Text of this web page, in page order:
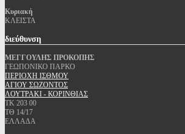
Κυριακή
ΚΛΕΙΣΤΑ
διεύθυνση
ΜΕΓΓΟΥΛΗΣ ΠΡΟΚΟΠΗΣ
ΓΕΩΠΟΝΙΚΟ ΠΑΡΚΟ
ΠΕΡΙΟΧΗ ΙΣΘΜΟΥ
ΑΓΙΟΥ ΣΩΖΟΝΤΟΣ
ΛΟΥΤΡΑΚΙ - ΚΟΡΙΝΘΙΑΣ
ΤΚ 203 00
ΤΘ 14/17
ΕΛΛΑΔΑ